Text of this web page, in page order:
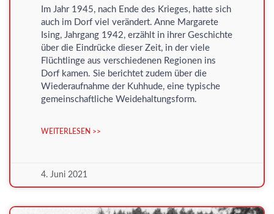
Im Jahr 1945, nach Ende des Krieges, hatte sich
auch im Dorf viel verändert. Anne Margarete
Ising, Jahrgang 1942, erzählt in ihrer Geschichte
über die Eindrücke dieser Zeit, in der viele
Flüchtlinge aus verschiedenen Regionen ins
Dorf kamen. Sie berichtet zudem über die
Wiederaufnahme der Kuhhude, eine typische
gemeinschaftliche Weidehaltungsform.
WEITERLESEN >>
4. Juni 2021